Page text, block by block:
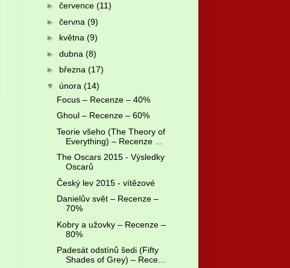
► července (11)
► června (9)
► května (9)
► dubna (8)
► března (17)
▼ února (14)
Focus – Recenze – 40%
Ghoul – Recenze – 60%
Teorie všeho (The Theory of
Everything) – Recenze ...
The Oscars 2015 - Výsledky
Oscarů
Český lev 2015 - vítězové
Danielův svět – Recenze –
70%
Kobry a užovky – Recenze –
80%
Padesát odstínů šedi (Fifty
Shades of Grey) – Rece...